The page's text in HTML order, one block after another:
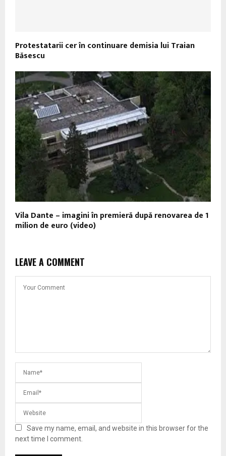
Protestatarii cer în continuare demisia lui Traian
Băsescu
Vila Dante – imagini în premieră după renovarea de 1
milion de euro (video)
LEAVE A COMMENT
Save my name, email, and website in this browser for the
next time I comment.